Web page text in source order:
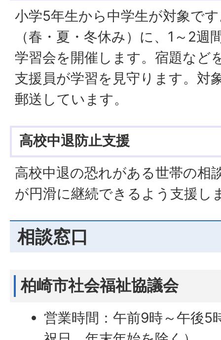
小学5年生から中学生が対象で
（春・夏・冬休み）に、1～2週
学習会を開催します。宿題など
支援員が学習を見守ります。対
郵送しています。
高校中退防止支援
高校中退の恐れがある世帯の相
が円滑に継続できるよう支援し
相談窓口
柏崎市社会福祉協議会
営業時間：午前9時～午後5